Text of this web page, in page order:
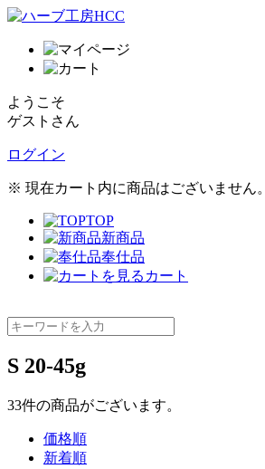
ようこそ
ゲストさん
ログイン
※ 現在カート内に商品はございません。
TOP
新商品
奉仕品
カート
S 20-45g
33件の商品がございます。
価格順
新着順